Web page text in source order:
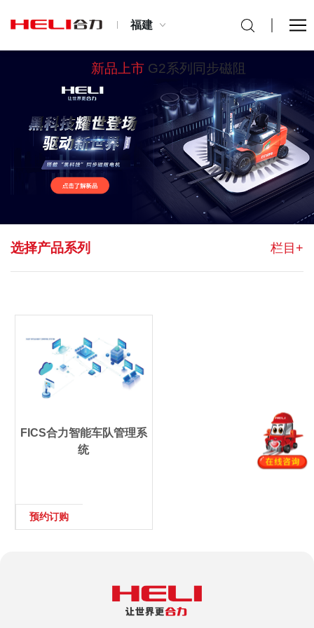
福建
新品上市 G2系列同步磁阻
选择产品系列 栏目+
FICS合力智能车队管理系
统
预约订购